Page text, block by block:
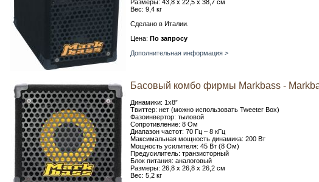
Размеры: 43,8 х 22,5 х 38,7 см
Вес: 9,4 кг
Сделано в Италии.
Цена: По запросу
Дополнительная информация >
Басовый комбо фирмы Markbass -
Динамики: 1x8”
Твиттер: нет (можно использовать Tweeter Box)
Фазоинвертор: тыловой
Сопротивление: 8 Ом
Диапазон частот: 70 Гц – 8 кГц
Максимальная мощность динамика: 200 Вт
Мощность усилителя: 45 Вт (8 Ом)
Предусилитель: транзисторный
Блок питания: аналоговый
Размеры: 26,8 х 26,8 х 26,2 см
Вес: 5,2 кг